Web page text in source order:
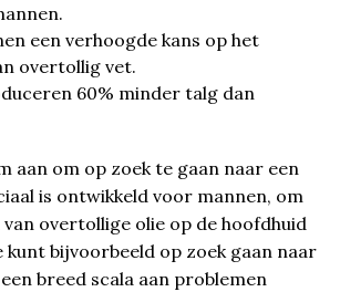
een verhoogde kans op het
overtollig vet.
60% minder talg dan
aan om op zoek te gaan naar een
is ontwikkeld voor mannen, om
van overtollige olie op de hoofdhuid
kunt bijvoorbeeld op zoek gaan naar
breed scala aan problemen